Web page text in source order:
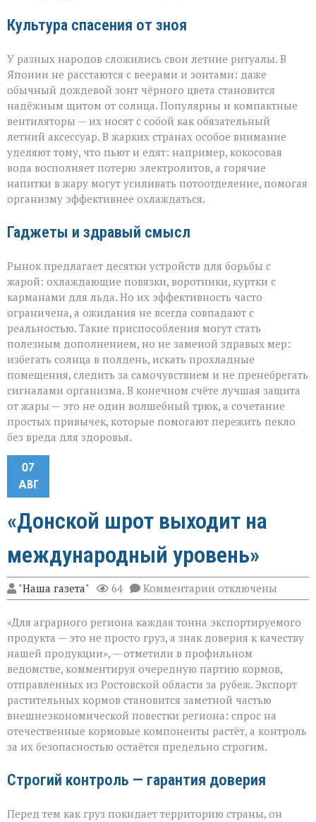
Культура спасения от зноя
У разных народов сложились свои летние ритуалы. В
Японии не расстаются с веерами и зонтами: даже
обычный дождевой зонт чёрного цвета становится
надёжным щитом от солнца. Популярны и компактные
вентиляторы — их носят с собой как обязательный
летний аксессуар. В жарких странах особое внимание
уделяют тому, что пьют и едят: например, кокосовая
вода восполняет потерю электролитов, а горячие
напитки в жару могут усиливать потоотделение, помогая
организму эффективнее охлаждаться.
Гаджеты и здравый смысл
Рынок предлагает десятки устройств для борьбы с
жарой: охлаждающие повязки, воротники, куртки с
карманами для льда. Но их эффективность часто
ограничена, а ожидания не всегда совпадают с
реальностью. Такие приспособления могут стать
полезным дополнением, но не заменой здравых мер:
избегать солнца в полдень, искать прохладные
помещения, следить за самочувствием и не пренебрегать
сигналами организма. В конечном счёте лучшая защита
от жары — это не один волшебный трюк, а сочетание
простых привычек, которые помогают пережить пекло
без вреда для здоровья.
07
АВГ
«Донской шрот выходит на
международный уровень»
"Наша газета" 64 Комментарии к
записи
шрот
выходит
международный
уровень»
отключены
«Для аграрного региона каждая тонна экспортируемого
продукта — это не просто груз, а знак доверия к качеству
нашей продукции», — отметили в профильном
ведомстве, комментируя очередную партию кормов,
отправленных из Ростовской области за рубеж. Экспорт
растительных кормов становится заметной частью
внешнеэкономической повестки региона: спрос на
отечественные кормовые компоненты растёт, а контроль
за их безопасностью остаётся предельно строгим.
Строгий контроль — гарантия доверия
Перед тем как груз покидает территорию страны, он